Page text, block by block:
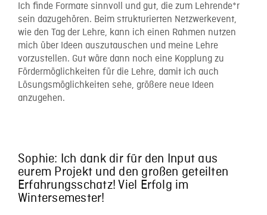
Ich finde Formate sinnvoll und gut, die zum Lehrende*r
sein dazugehören. Beim strukturierten Netzwerkevent,
wie den Tag der Lehre, kann ich einen Rahmen nutzen
mich über Ideen auszutauschen und meine Lehre
vorzustellen. Gut wäre dann noch eine Kopplung zu
Fördermöglichkeiten für die Lehre, damit ich auch
Lösungsmöglichkeiten sehe, größere neue Ideen
anzugehen.
Sophie: Ich dank dir für den Input aus
eurem Projekt und den großen geteilten
Erfahrungsschatz! Viel Erfolg im
Wintersemester!